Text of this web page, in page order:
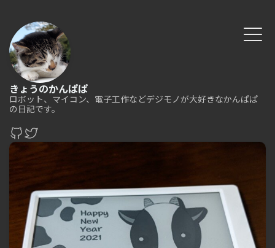
きょうのかんぱぱ
ロボット、マイコン、電子工作などデジモノが大好きなかんぱぱ
の日記です。